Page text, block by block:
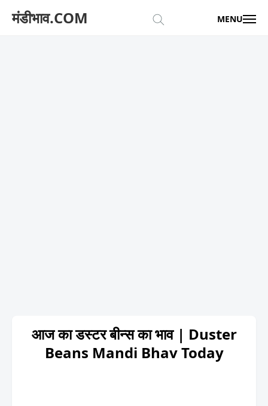
मंडीभाव.COM MENU
आज का डस्टर बीन्स का भाव | Duster
Beans Mandi Bhav Today